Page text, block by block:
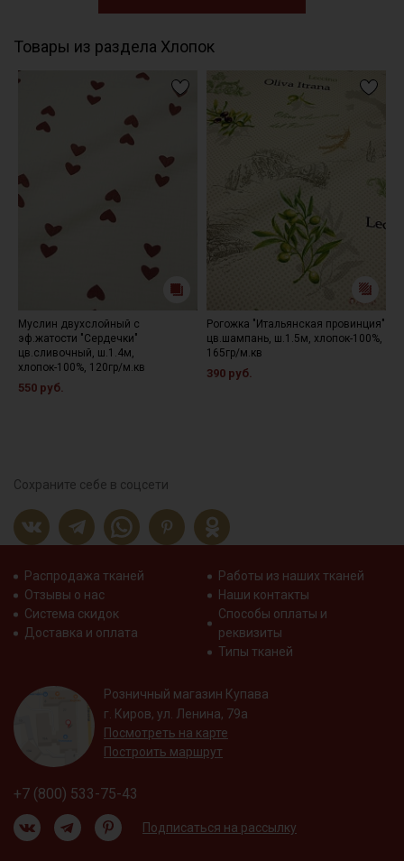
Товары из раздела Хлопок
Муслин двухслойный с
эф.жатости "Сердечки"
цв.сливочный, ш.1.4м,
хлопок-100%, 120гр/м.кв
550 руб.
Рогожка "Итальянская провинция"
цв.шампань, ш.1.5м, хлопок-100%,
165гр/м.кв
390 руб.
Сохраните себе в соцсети
Распродажа тканей
Отзывы о нас
Система скидок
Доставка и оплата
Работы из наших тканей
Наши контакты
Способы оплаты и
реквизиты
Типы тканей
Розничный магазин Купава
г. Киров, ул. Ленина, 79а
Посмотреть на карте
Построить маршрут
+7 (800) 533-75-43
Подписаться на рассылку